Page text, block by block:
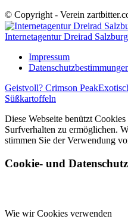
© Copyright - Verein
Internetagentur Dreirad
Impressum
Geistvoll? Crimson Peak
Süßkartoffeln
Diese Webseite benützt
Surfverhalten zu ermöglichen.
stimmen Sie der Verwendung
Cookie- und
Wie wir Cookies verwenden